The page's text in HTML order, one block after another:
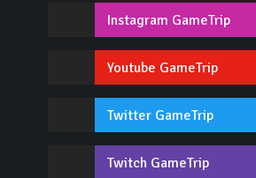
Instagram GameTrip
Youtube GameTrip
Twitter GameTrip
Twitch GameTrip